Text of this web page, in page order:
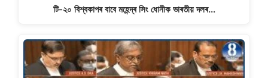
টি-২০ বিশ্বকাপৰ বাবে মহেন্দ্ৰ সিং ধোনীক ভাৰতীয় দলৰ…